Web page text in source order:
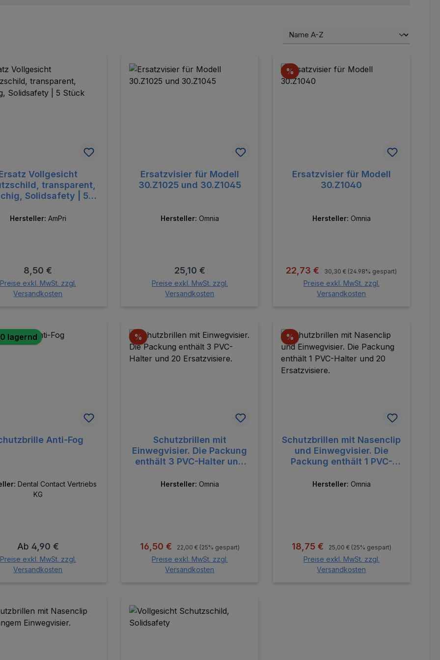
Vollgesicht
transparent,
Solidsafety | 5
Hersteller: AmPri
Regulärer Preis:
8,50 €
Preise exkl. MwSt. zzgl.
Versandkosten
Ersatzvisier für Modell
30.Z1025 und 30.Z1045
Hersteller: Omnia
Regulärer Preis:
25,10 €
Preise exkl. MwSt. zzgl.
Versandkosten
% Rabatt
Ersatzvisier für Modell
30.Z1040
Hersteller: Omnia
Verkaufspreis:
22,73 € Regulärer Preis:
30,30 € (24.98% gespart)
Preise exkl. MwSt. zzgl.
Versandkosten
lagernd
Anti-Fog
Dental Contact Vertriebs
KG
Regulärer Preis:
Ab 4,90 €
Preise exkl. MwSt. zzgl.
Versandkosten
% Rabatt
Schutzbrillen mit
Einwegvisier. Die Packung
enthält 3 PVC-Halter und
Hersteller: Omnia
Verkaufspreis:
16,50 € Regulärer Preis:
22,00 € (25% gespart)
Preise exkl. MwSt. zzgl.
Versandkosten
% Rabatt
Schutzbrillen mit Nasenclip
und Einwegvisier. Die
Packung enthält 1 PVC-
Hersteller: Omnia
Verkaufspreis:
18,75 € Regulärer Preis:
25,00 € (25% gespart)
Preise exkl. MwSt. zzgl.
Versandkosten